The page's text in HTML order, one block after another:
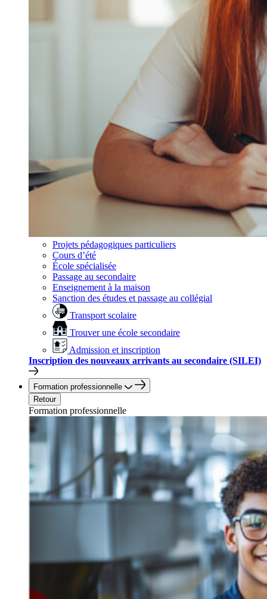
Projets pédagogiques particuliers
Cours d’été
École spécialisée
Passage au secondaire
Enseignement à la maison
Sanction des études et passage au collégial
Transport scolaire
Trouver une école secondaire
Admission et inscription
Inscription des nouveaux arrivants au secondaire (SILEI)
Formation professionnelle
Retour
Formation professionnelle